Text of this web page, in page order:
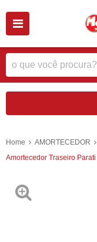
Home AMORTECEDOR
Amortecedor Traseiro